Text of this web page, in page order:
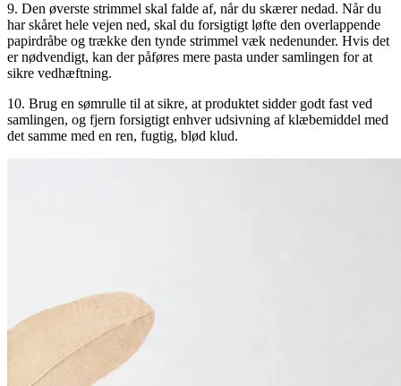
9. Den øverste strimmel skal falde af, når du skærer nedad. Når du
har skåret hele vejen ned, skal du forsigtigt løfte den overlappende
papirdråbe og trække den tynde strimmel væk nedenunder. Hvis det
er nødvendigt, kan der påføres mere pasta under samlingen for at
sikre vedhæftning.
10. Brug en sømrulle til at sikre, at produktet sidder godt fast ved
samlingen, og fjern forsigtigt enhver udsivning af klæbemiddel med
det samme med en ren, fugtig, blød klud.